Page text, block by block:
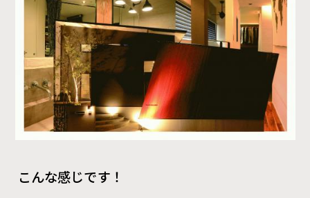
こんな感じです！